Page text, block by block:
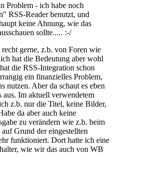
Problem - ich habe noch
RSS-Reader benutzt, und
keine Ahnung, wie das
sollte..... :-/
gerne, z.b. von Foren wie
hat die Bedeutung aber wohl
die RSS-Integration schon
ein finanzielles Problem,
nutzen. Aber da schaut es eben
aus. Im aktuell verwendetem
z.b. nur die Titel, keine Bilder,
da aber auch keine
zu verändern wie z.b. beim
Grund der eingestellten
funktioniert. Dort hatte ich eine
wie wir das auch von WB